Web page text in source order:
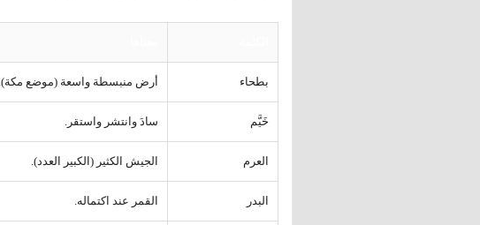
بطحاء أرض منبسطة واسعة (موضع مكة).
خَيَّم سادَ وانتشر واستقر.
العرم الجيش الكثير (الكبير العدد).
البدر القمر عند اكتماله.